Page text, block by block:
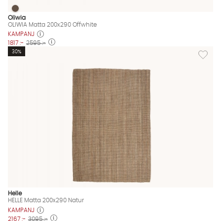
OLIWIA Matta 200x290 Offwhite Finns även i dessa färger:
OLIWIA Matta 200x290 Offwhite
Oliwia
OLIWIA Matta 200x290 Offwhite
KAMPANJ
1817 :- 2595 :-
Lägg
30%
Helle
HELLE Matta 200x290 Natur
KAMPANJ
2167 :- 3095 :-